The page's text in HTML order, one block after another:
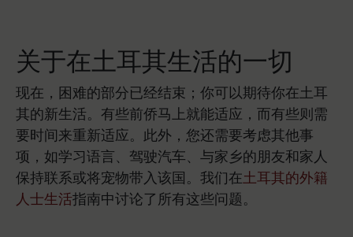
关于在土耳其生活的一切
现在，困难的部分已经结束；你可以期待你在土耳
其的新生活。有些前侨马上就能适应，而有些则需
要时间来重新适应。此外，您还需要考虑其他事
项，如学习语言、驾驶汽车、与家乡的朋友和家人
保持联系或将宠物带入该国。我们在土耳其的外籍
人士生活指南中讨论了所有这些问题。